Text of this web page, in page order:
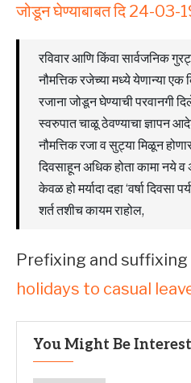
जोडून घेण्याबाबत दि 24-03-
रविवार आणि किंवा सार्वजनिक
नौमत्तिक रजेच्या मध्ये येणान्या
रजाना जोडून घेण्याची परवानगी
स्वरुपात चाळू ठेवण्याचा ज्ञापन
नौमत्तिक रजा व सुट्या मिळून
दिवसाहून अधिक होता कामा नये व
केवळ हो मर्यादा दहा ‘वर्षा दिवसा
शर्त तशीच कायम राहोल,
Prefixing and suffixing
holidays to casual
You Might Be